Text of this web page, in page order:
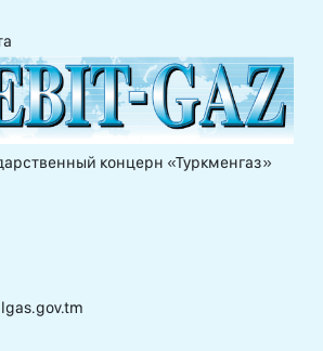
концерн «Туркменгаз»